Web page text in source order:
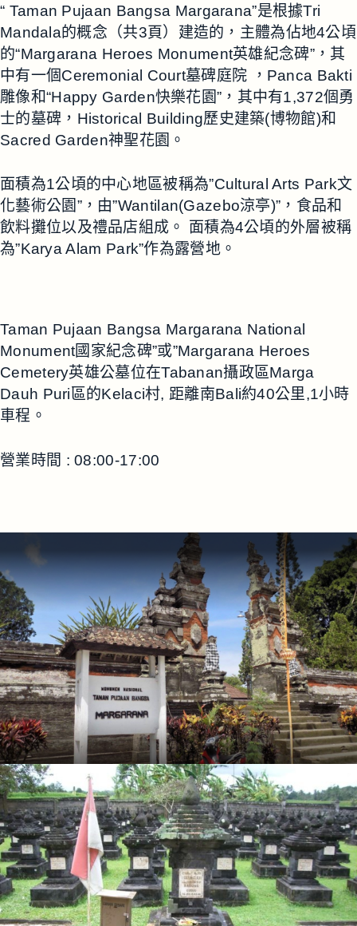
“ Taman Pujaan Bangsa Margarana”是根據Tri
Mandala的概念（共3頁）建造的，主體為佔地4公頃
的“Margarana Heroes Monument英雄紀念碑”，其
中有一個Ceremonial Court墓碑庭院 ，Panca Bakti
雕像和“Happy Garden快樂花園”，其中有1,372個勇
士的墓碑，Historical Building歷史建築(博物館)和
Sacred Garden神聖花園。
面積為1公頃的中心地區被稱為”Cultural Arts Park文
化藝術公園”，由”Wantilan(Gazebo涼亭)”，食品和
飲料攤位以及禮品店組成。 面積為4公頃的外層被稱
為”Karya Alam Park”作為露營地。
Taman Pujaan Bangsa Margarana National
Monument國家紀念碑”或”Margarana Heroes
Cemetery英雄公墓位在Tabanan攝政區Marga
Dauh Puri區的Kelaci村, 距離南Bali約40公里,1小時
車程。
營業時間 : 08:00-17:00